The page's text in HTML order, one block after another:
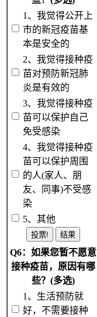
1、我觉得公开上
市的新冠疫苗基
本是安全的
2、我觉得接种疫
苗对预防新冠肺
炎是有效的
3、我觉得接种疫
苗可以保护自己
免受感染
4、我觉得接种疫
苗可以保护周围
的人(家人、朋
友、同事)不受感
染
5、其他
Q6：如果您暂不愿意
接种疫苗，原因有哪
些？(多选)
1、生活预防就
好，不需要接种